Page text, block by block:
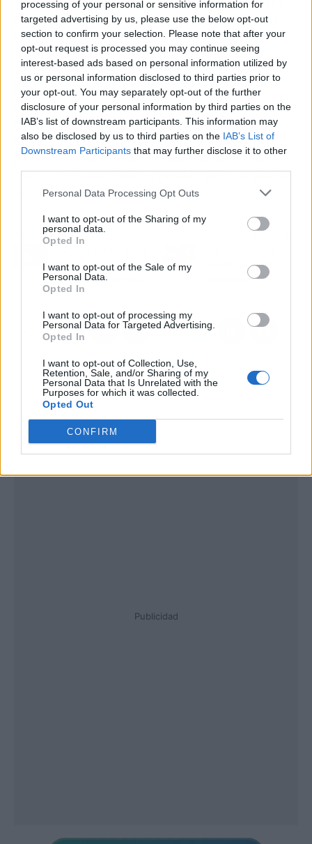
processing of your personal or sensitive information for
targeted advertising by us, please use the below opt-out
section to confirm your selection. Please note that after your
opt-out request is processed you may continue seeing
interest-based ads based on personal information utilized by
us or personal information disclosed to third parties prior to
your opt-out. You may separately opt-out of the further
disclosure of your personal information by third parties on the
IAB’s list of downstream participants. This information may
also be disclosed by us to third parties on the IAB’s List of
Downstream Participants that may further disclose it to other
Personal Data Processing Opt Outs
I want to opt-out of the Sharing of my
personal data.
Opted In
I want to opt-out of the Sale of my
Personal Data.
Opted In
I want to opt-out of processing my
Personal Data for Targeted Advertising.
Opted In
I want to opt-out of Collection, Use,
Retention, Sale, and/or Sharing of my
Personal Data that Is Unrelated with the
Purposes for which it was collected.
Opted Out
CONFIRM
también ha surgido como una posible opción
para Güler. La condición del Real Madrid es
clara y es que solo cederá a sus jugadores a
equipos que disputen laChampions League
lo que reduce las opciones y complica el
panorama para la Real Sociedad. Sin embargo,
Imanol Alguacil sigue insistiendo en que el
fichaje de Güler puede ser clave para el
proyecto de la Real Sociedad, y la directiva
txuri-urdin hará todo lo posible por cumplir la
solicitud de su entrenador.
Artículo anterior
raja del Betis y se lleva
una respuesta ejemplar
las redes en su 30
Publicidad